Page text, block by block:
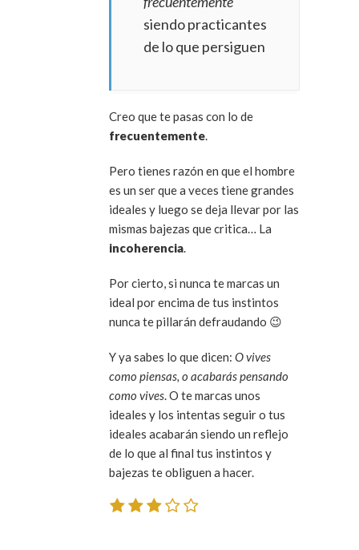
siendo practicantes
de lo que persiguen
Creo que te pasas con lo de
frecuentemente.
Pero tienes razón en que el hombre
es un ser que a veces tiene grandes
ideales y luego se deja llevar por las
mismas bajezas que critica… La
incoherencia.
Por cierto, si nunca te marcas un
ideal por encima de tus instintos
nunca te pillarán defraudando 😉
Y ya sabes lo que dicen: O vives
como piensas, o acabarás pensando
como vives. O te marcas unos
ideales y los intentas seguir o tus
ideales acabarán siendo un reflejo
de lo que al final tus instintos y
bajezas te obliguen a hacer.